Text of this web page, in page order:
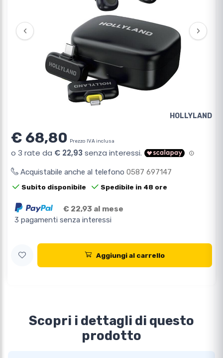
‹ ›
HOLLYLAND
€ 68,80 Prezzo IVA inclusa
Acquistabile anche al telefono 0587 697147
Subito disponibile Spedibile in 48 ore
€ 22,93 al mese
3 pagamenti senza interessi
Aggiungi al carrello
Scopri i dettagli di questo
prodotto